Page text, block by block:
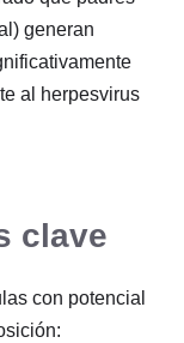
generan
al herpesvirus
clave
con potencial